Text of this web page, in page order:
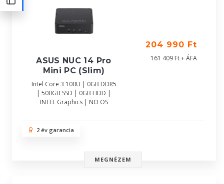
ASUS NUC 14 Pro
Mini PC (Slim)
Intel Core 3 100U | 0GB DDR5
| 500GB SSD | 0GB HDD |
INTEL Graphics | NO OS
204 990 Ft
161 409 Ft + ÁFA
2 év garancia
MEGNÉZEM